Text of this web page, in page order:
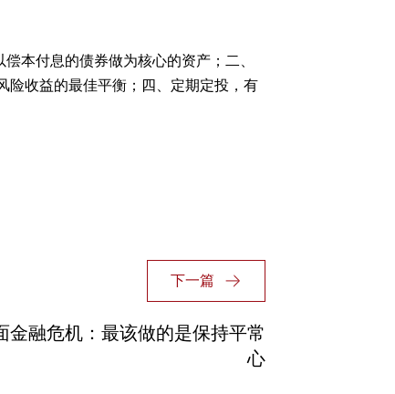
本付息的债券做为核心的资产；二、
险收益的最佳平衡；四、定期定投，有
下一篇
金融危机：最该做的是保持平常
心